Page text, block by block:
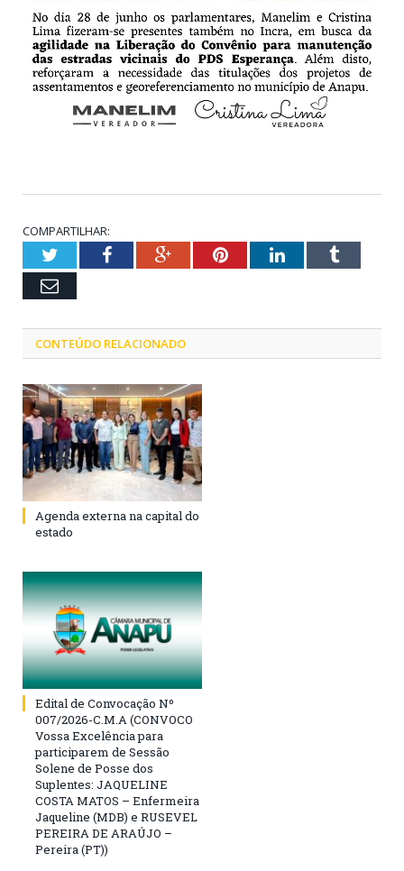
COMPARTILHAR:
TwitterFacebookGoogle+PinterestLinkedInTumblr
Email
CONTEÚDO RELACIONADO
Agenda externa na capital do
estado
Edital de Convocação Nº
007/2026-C.M.A (CONVOCO
Vossa Excelência para
participarem de Sessão
Solene de Posse dos
Suplentes: JAQUELINE
COSTA MATOS – Enfermeira
Jaqueline (MDB) e RUSEVEL
PEREIRA DE ARAÚJO –
Pereira (PT))